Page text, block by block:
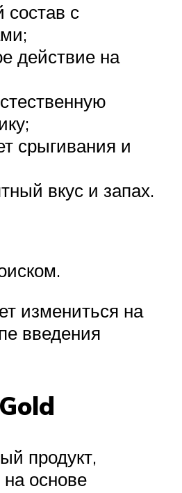
состав с
действие на
срыгивания и
вкус и запах.
измениться на
введения
продукт,
на основе